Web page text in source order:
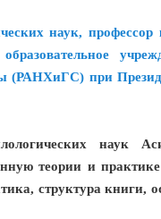
наук,
(РАНХиГС) при
наук
теории и
структура книги,